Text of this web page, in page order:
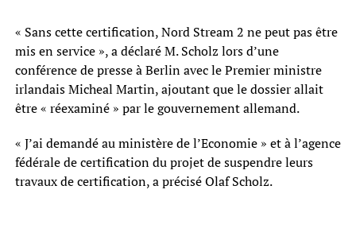
« Sans cette certification, Nord Stream 2 ne peut pas être
mis en service », a déclaré M. Scholz lors d’une
conférence de presse à Berlin avec le Premier ministre
irlandais Micheal Martin, ajoutant que le dossier allait
être « réexaminé » par le gouvernement allemand.
« J’ai demandé au ministère de l’Economie » et à l’agence
fédérale de certification du projet de suspendre leurs
travaux de certification, a précisé Olaf Scholz.